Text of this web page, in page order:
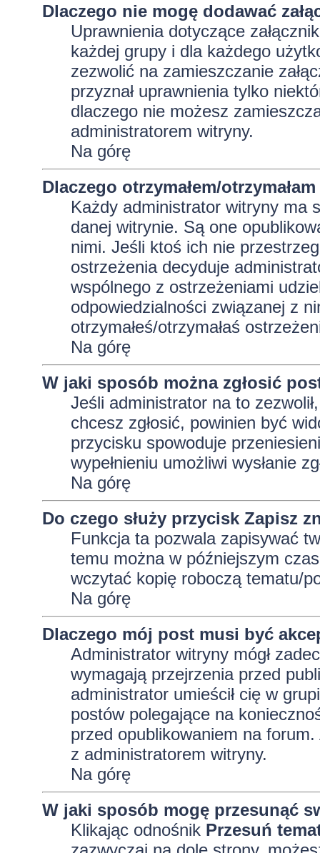
Dlaczego nie mogę dodawać
Uprawnienia dotyczące
każdej grupy i dla każdego
zezwolić na zamieszczanie
przyznał uprawnienia tylko
dlaczego nie możesz
administratorem witryny.
Na górę
Dlaczego otrzymałem/
Każdy administrator witryny ma
danej witrynie. Są one
nimi. Jeśli ktoś ich nie
ostrzeżenia decyduje
wspólnego z ostrzeżeniami
odpowiedzialności związanej z
otrzymałeś/otrzymałaś
Na górę
W jaki sposób można zgłosić
Jeśli administrator na to
chcesz zgłosić, powinien być
przycisku spowoduje
wypełnieniu umożliwi wysłanie
Na górę
Do czego służy przycisk Zapisz
Funkcja ta pozwala zapisywać
temu można w późniejszym
wczytać kopię roboczą tematu/
Na górę
Dlaczego mój post musi być
Administrator witryny mógł
wymagają przejrzenia przed
administrator umieścił cię w
postów polegające na
przed opublikowaniem na
z administratorem witryny.
Na górę
W jaki sposób mogę przesunąć
Klikając odnośnik Przesuń